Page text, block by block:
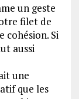
un geste
filet de
cohésion. Si
aussi
une
que les